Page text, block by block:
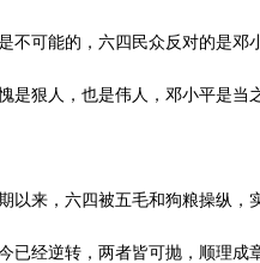
不可能的，六四民众反对的是邓
是狠人，也是伟人，邓小平是当
以来，六四被五毛和狗粮操纵，
已经逆转，两者皆可抛，顺理成